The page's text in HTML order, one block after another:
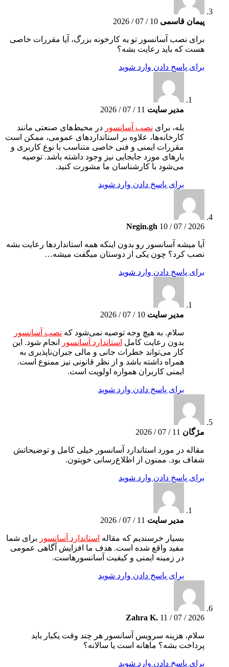
پیمان قاسمی 10 / 07 / 2026
برای نصب آسانسور تو یه کارخونه بزرگ، آیا مقررات خاصی
هست که باید رعایت بشه؟
برای پاسخ دادن وارد شوید
مدیر سایت 11 / 07 / 2026
بله، برای نصب آسانسور در محیط‌های صنعتی مانند
کارخانه‌ها، علاوه بر استانداردهای عمومی، ممکن است
مقررات ایمنی و فنی خاصی متناسب با نوع کاربری و
بارهای مورد جابجایی نیز وجود داشته باشد. توصیه
می‌شود با کارشناسان ما مشورت کنید.
برای پاسخ دادن وارد شوید
Negin.gh 10 / 07 / 2026
آیا میشه آسانسور رو بدون اینکه همه استانداردها رعایت بشه
نصب کرد؟ چون یکی از دوستان میگفت میشه…
برای پاسخ دادن وارد شوید
مدیر سایت 10 / 07 / 2026
سلام. به هیچ وجه توصیه نمی‌شود که نصب آسانسور
بدون رعایت کامل استاندارد آسانسور
انجام شود. این
کار می‌تواند خطرات جانی و مالی جبران‌ناپذیری به
همراه داشته باشد و از نظر قانونی نیز ممنوع است.
ایمنی کاربران همواره اولویت است.
برای پاسخ دادن وارد شوید
مژگان 11 / 07 / 2026
مقاله در مورد استاندارد آسانسور خیلی کامل و توضیحاتش
شفاف بود. ممنون از اطلاع‌رسانی خوبتون.
برای پاسخ دادن وارد شوید
مدیر سایت 11 / 07 / 2026
بسیار خرسندیم که مقاله استاندارد آسانسور برای شما
مفید واقع شده است. هدف ما افزایش آگاهی عمومی
در زمینه ایمنی و کیفیت آسانسورهاست.
برای پاسخ دادن وارد شوید
Zahra K. 11 / 07 / 2026
سلام، هزینه سرویس آسانسور هر چند وقت یکبار باید
پرداخت بشه؟ ماهانه است یا سالانه؟
برای پاسخ دادن وارد شوید